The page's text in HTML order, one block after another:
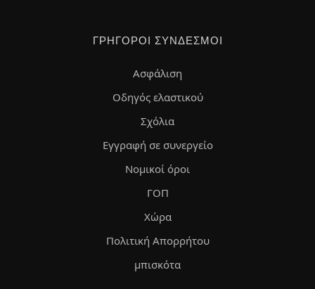
ΓΡΉΓΟΡΟΙ ΣΎΝΔΕΣΜΟΙ
Ασφάλιση
Οδηγός ελαστικού
Σχόλια
Εγγραφή σε συνεργείο
Νομικοί όροι
ΓΟΠ
Χώρα
Πολιτική Απορρήτου
μπισκότα